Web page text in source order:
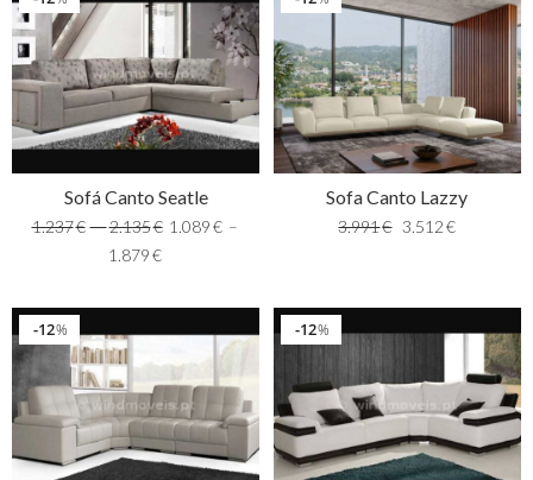
Sofá Canto Seatle
1.237€ –2.135€ 1.089€ –
1.879€
Sofa Canto Lazzy
3.991€ 3.512 €
%
12 %
12